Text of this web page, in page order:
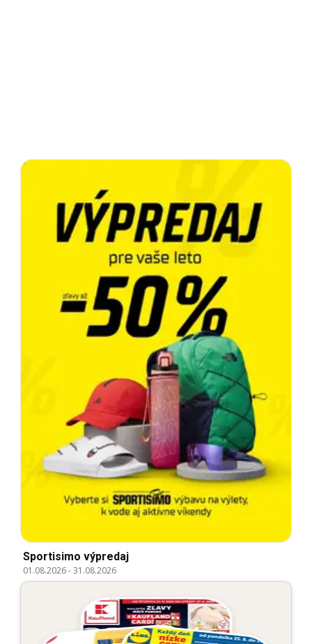
Sportisimo výpredaj
01.08.2026-31.08.2026